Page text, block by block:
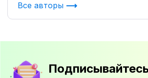
Все авторы